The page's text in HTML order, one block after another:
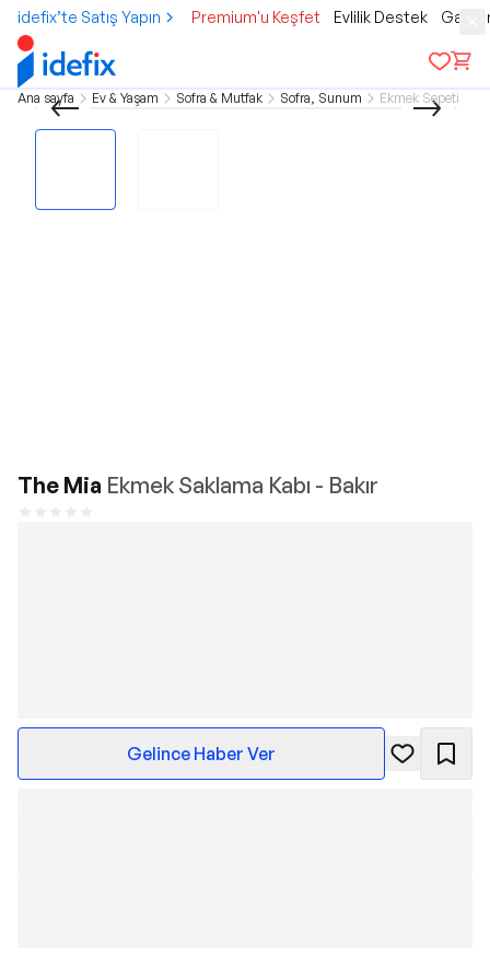
idefix’te Satış Yapın Premium'u Keşfet Evlilik Destek
Ana sayfa Ev & Yaşam Sofra & Mutfak Sofra, Sunum Ekmek Sepeti
The Mia Ekmek Saklama Kabı - Bakır
Gelince Haber Ver